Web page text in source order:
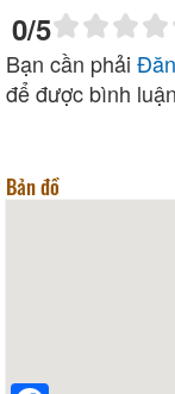
0/5
Bạn cần phải
để được bình
Bản đồ